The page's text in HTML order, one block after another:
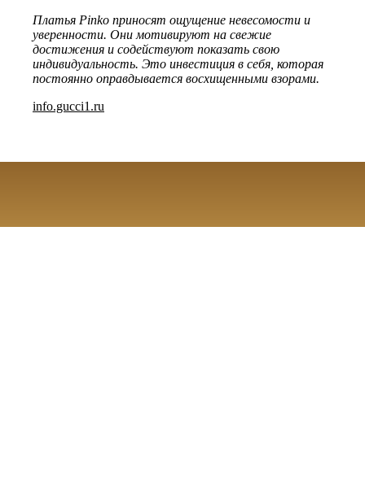
Платья Pinko приносят ощущение невесомости и
уверенности. Они мотивируют на свежие
достижения и содействуют показать свою
индивидуальность. Это инвестиция в себя, которая
постоянно оправдывается восхищенными взорами.
info.gucci1.ru